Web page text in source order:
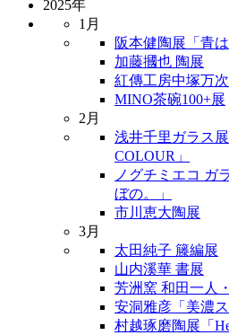
2025年
1月
阪本健陶展「青
加藤摑也 陶展
紅傳工房中塚万
MINO茶碗100+展
2月
浅井千里ガラス
COLOUR」
ノグチミエコ ガ
ぼの。」
市川恵大陶展
3月
太田純子 籐編展
山内溪華 書展
芳洲窯 和田一人
安洞雅彦「美濃
村越琢磨陶展「